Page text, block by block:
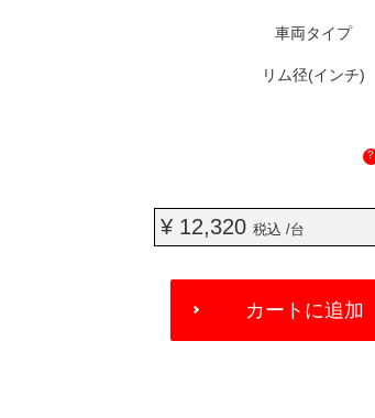
車両タイプ
リム径(インチ)
?
¥ 12,320税込 /台
ADD
CART
カートに追加